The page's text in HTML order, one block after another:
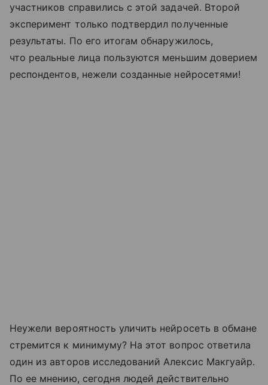
участников справились с этой задачей. Второй
эксперимент только подтвердил полученные
результаты. По его итогам обнаружилось,
что реальные лица пользуются меньшим доверием
респондентов, нежели созданные нейросетями!
Неужели вероятность уличить нейросеть в обмане
стремится к минимуму? На этот вопрос ответила
один из авторов исследований Алексис Макгуайр.
По ее мнению, сегодня людей действительно